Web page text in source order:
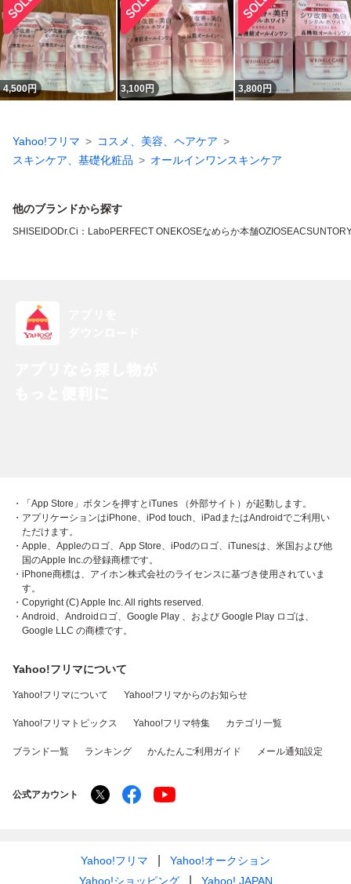
4,500円 3,100円 3,800円
Yahoo!フリマ
コスメ、美容、ヘアケア
スキンケア、基礎化粧品
オールインワンスキンケア
他のブランドから探す
SHISEIDODr.Ci：LaboPERFECT ONEKOSEなめらか本舗OZIOSEAC
・「App Store」ボタンを押すとiTunes （外部サイト）が起動します。
・アプリケーションはiPhone、iPod touch、iPadまたはAndroidでご利用い
ただけます。
・Apple、Appleのロゴ、App Store、iPodのロゴ、iTunesは、米国および他
国のApple Inc.の登録商標です。
・iPhone商標は、アイホン株式会社のライセンスに基づき使用されていま
す。
・Copyright (C) Apple Inc. All rights reserved.
・Android、Androidロゴ、Google Play 、および Google Play ロゴは、
Google LLC の商標です。
Yahoo!フリマについて
Yahoo!フリマについて Yahoo!フリマからのお知らせ
Yahoo!フリマトピックス Yahoo!フリマ特集 カテゴリ一覧
ブランド一覧 ランキング かんたんご利用ガイド メール通知設定
公式アカウント
Yahoo!フリマ
Yahoo!オークション
Yahoo!ショッピング
Yahoo! JAPAN